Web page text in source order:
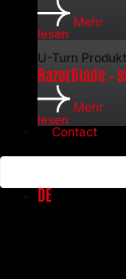
Mehr
lesen
U-Turn
RazorBlade –
Mehr
lesen
Contact
DE